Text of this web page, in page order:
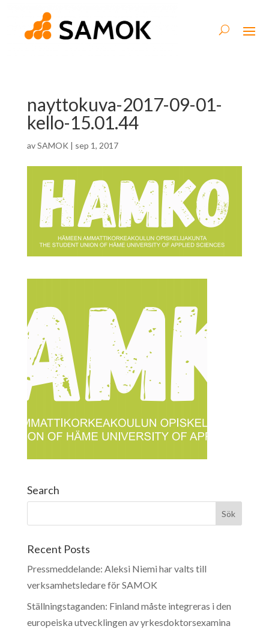
nayttokuva-2017-09-01-
kello-15.01.44
avSAMOK | sep 1, 2017
Search
Recent Posts
Pressmeddelande: Aleksi Niemi har valts till
verksamhetsledare för SAMOK
Ställningstaganden: Finland måste integreras i den
europeiska utvecklingen av yrkesdoktorsexamina